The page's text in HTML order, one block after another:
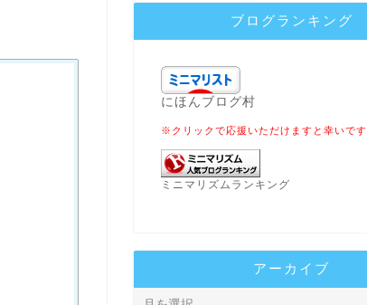
ブログランキング
にほんブログ村
※クリックで応援いただけますと幸いです
ミニマリズムランキング
アーカイブ